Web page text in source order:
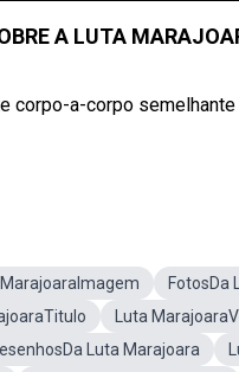
A LUTA
corpo-a-corpo
MarajoaraImagem
FotosDa
Luta
Luta Marajoara